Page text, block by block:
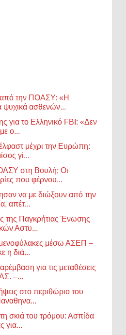
την ΠΟΑΣΥ: «Η
ψυχικά ασθενών...
για το Ελληνικό FBI: «Δεν
ο...
μέχρι την Ευρώπη:
γί...
στη Βουλή; Οι
που φέρνου...
να με διώξουν από την
απέτ...
της Παγκρήτιας Ένωσης
Αστυ...
μέσω ΑΣΕΠ –
η διά...
για τις μεταθέσεις
–...
στο περιθώριο του
σκιά του τρόμου: Ασπίδα
για...